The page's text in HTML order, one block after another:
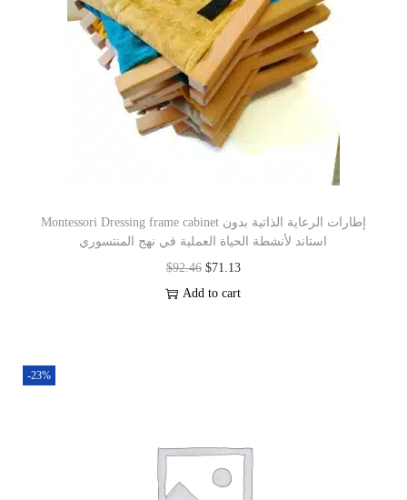
Montessori Dressing frame cabinet إطارات الرعاية الذاتية بدون
استاند لأنشطة الحياة العملية في نهج المنتسوري
$92.46 $71.13
Add to cart
-23%